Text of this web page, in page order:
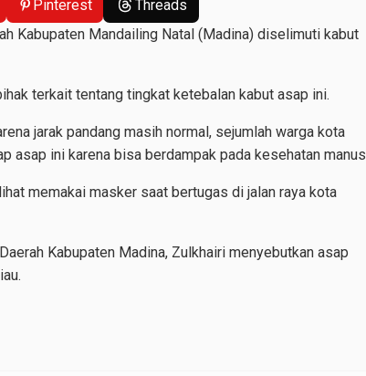
Pinterest
Threads
Kabupaten Mandailing Natal (Madina) diselimuti kabut
terkait tentang tingkat ketebalan kabut asap ini.
jarak pandang masih normal, sejumlah warga kota
asap ini karena bisa berdampak pada kesehatan
memakai masker saat bertugas di jalan raya kota
Kabupaten Madina, Zulkhairi menyebutkan asap